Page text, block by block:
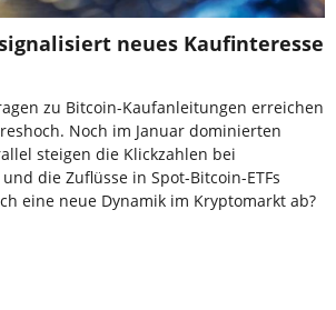
neues Kaufinteresse
zu Bitcoin-Kaufanleitungen erreichen
Noch im Januar dominierten
steigen die Klickzahlen bei
die Zuflüsse in Spot-Bitcoin-ETFs
eine neue Dynamik im Kryptomarkt ab?